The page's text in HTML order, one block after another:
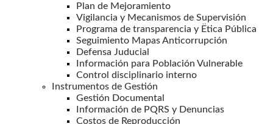
Plan de Mejoramiento
Vigilancia y Mecanismos de Supervisión
Programa de transparencia y Ëtica Pública
Seguimiento Mapas Anticorrupción
Defensa Juducial
Información para Población Vulnerable
Control disciplinario interno
Instrumentos de Gestión
Gestión Documental
Información de PQRS y Denuncias
Costos de Reproducción